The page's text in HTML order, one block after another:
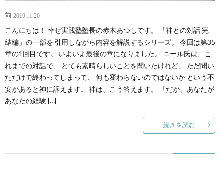
2019.11.20
こんにちは！ 幸せ実践塾塾長の赤木あつしです。 「神との対話 完
結編」の一部を 引用しながら内容を解説するシリーズ。 今回は第35
章の1回目です。 いよいよ最後の章になりました。 ニール氏は、こ
れまでの対話で、 とても素晴らしいことを聞いたけれど、 ただ聞い
ただけで終わってしまって、 何も変わらないのではないか という不
安があると神に訴えます。 神は、こう答えます。 「だが、あなたが
あなたの経験 […]
続きを読む